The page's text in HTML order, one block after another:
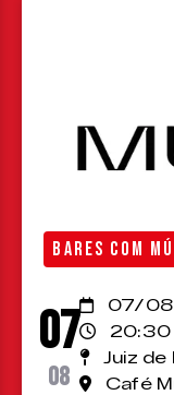
BARES COM
07
08
07/08
Juiz de
Café